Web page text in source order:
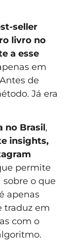
seller
livro no
a esse
em
de
Já era
no Brasil,
insights,
permite
o que
apenas
traduz em
com o